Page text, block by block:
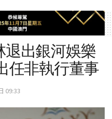
出銀河娛樂
任非執行董事
09:33